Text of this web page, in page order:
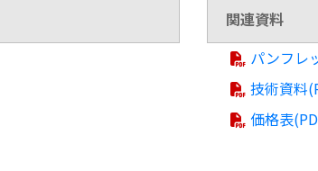
関連資料
パンフレ
技術資料
価格表